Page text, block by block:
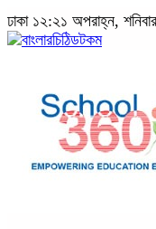
ঢাকা ১২:২১ অপরাহ্ন,